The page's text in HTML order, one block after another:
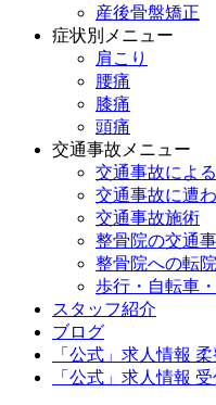
産後骨盤矯正
症状別メニュー
肩こり
腰痛
膝痛
頭痛
交通事故メニュー
交通事故によ
交通事故に遭
交通事故施術
整骨院の交通
整骨院への転
歩行・自転車
スタッフ紹介
ブログ
「公式」求人情報
「公式」求人情報